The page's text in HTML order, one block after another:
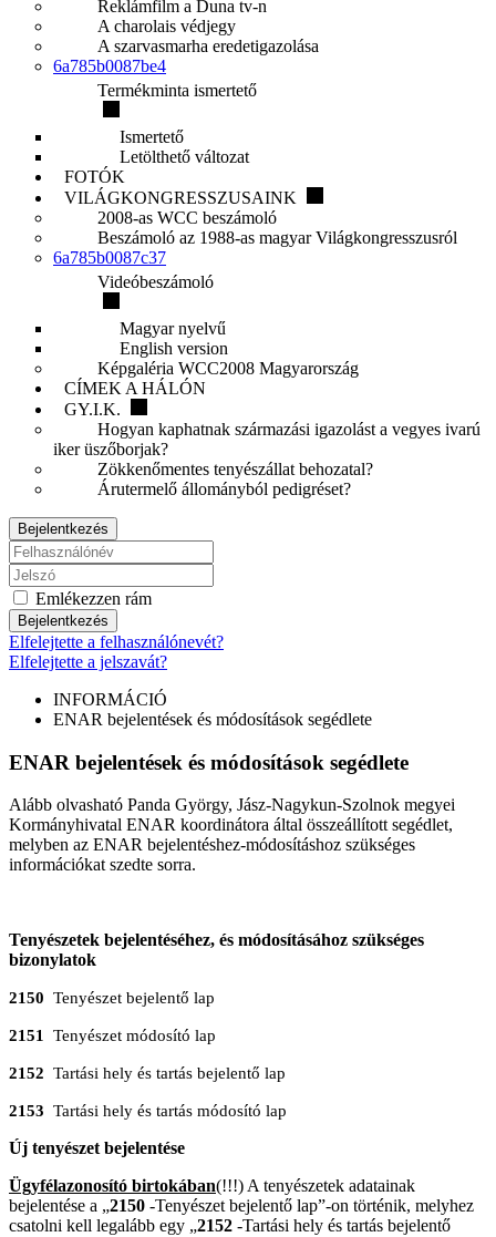
Reklámfilm a Duna tv-n
A charolais védjegy
A szarvasmarha eredetigazolása
6a785b0087be4
Termékminta ismertető
Ismertető
Letölthető változat
FOTÓK
VILÁGKONGRESSZUSAINK
2008-as WCC beszámoló
Beszámoló az 1988-as magyar Világkongresszusról
6a785b0087c37
Videóbeszámoló
Magyar nyelvű
English version
Képgaléria WCC2008 Magyarország
CÍMEK A HÁLÓN
GY.I.K.
Hogyan kaphatnak származási igazolást a vegyes ivarú
iker üszőborjak?
Zökkenőmentes tenyészállat behozatal?
Árutermelő állományból pedigréset?
Bejelentkezés
Emlékezzen rám
Bejelentkezés
Elfelejtette a felhasználónevét?
Elfelejtette a jelszavát?
INFORMÁCIÓ
ENAR bejelentések és módosítások segédlete
ENAR bejelentések és módosítások segédlete
Alább olvasható Panda György, Jász-Nagykun-Szolnok megyei
Kormányhivatal ENAR koordinátora által összeállított segédlet,
melyben az ENAR bejelentéshez-módosításhoz szükséges
információkat szedte sorra.
Tenyészetek bejelentéséhez, és módosításához szükséges
bizonylatok
2150 Tenyészet bejelentő lap
2151 Tenyészet módosító lap
2152 Tartási hely és tartás bejelentő lap
2153 Tartási hely és tartás módosító lap
Új tenyészet bejelentése
Ügyfélazonosító birtokában(!!!) A tenyészetek adatainak
bejelentése a „2150 -Tenyészet bejelentő lap”-on történik, melyhez
csatolni kell legalább egy „2152 -Tartási hely és tartás bejelentő